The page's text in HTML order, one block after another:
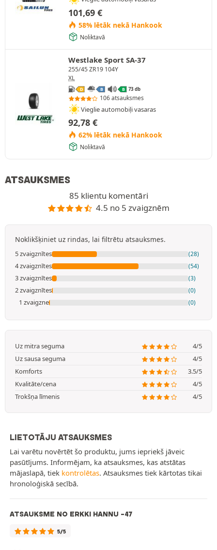
101,69 €
58% lētāk nekā Hankook
Noliktavā
Westlake Sport SA-37
255/45 ZR19 104Y
XL
D B B 73 db
106 atsauksmes
Vieglie automobiļi vasaras
92,78 €
62% lētāk nekā Hankook
Noliktavā
ATSAUKSMES
85 klientu komentāri
4.5 no 5 zvaigznēm
Noklikšķiniet uz rindas, lai filtrētu atsauksmes.
5 zvaigznītes (28)
4 zvaigznītes (54)
3 zvaigznītes (3)
2 zvaigznītes (0)
1 zvaigzne (0)
Uz mitra seguma
4/5
Uz sausa seguma
4/5
Komforts
3.5/5
Kvalitāte/cena
4/5
Trokšņa līmenis
4/5
LIETOTĀJU ATSAUKSMES
Lai varētu novērtēt šo produktu, jums iepriekš jāveic
pasūtījums. Informējam, ka atsauksmes, kas atstātas
mājaslapā, tiek kontrolētas. Atsauksmes tiek kārtotas tikai
hronoloģiskā secībā.
ATSAUKSME NO ERKKI HANNU -47
5/5